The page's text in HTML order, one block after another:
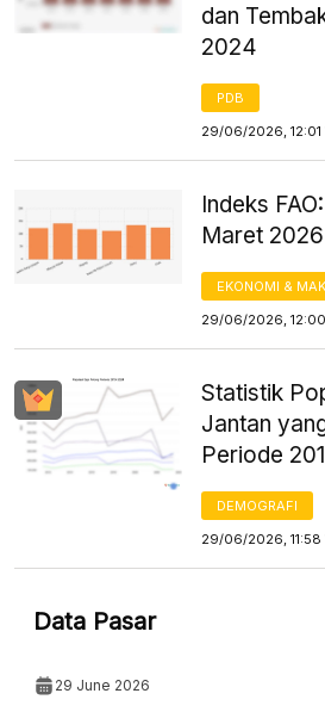
dan
2024
PDB
29/06/2026, 12:01
Indeks
Maret
EKONOMI &
29/06/2026,
Statistik
Jantan
Periode
DEMOGRAFI
29/06/2026, 11:58
Data Pasar
29 June 2026